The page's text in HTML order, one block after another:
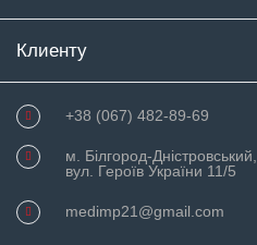
Клиенту
+38 (067) 482-89-69
м. Білгород-Дністровський,
вул. Героїв України 11/5
medimp21@gmail.com